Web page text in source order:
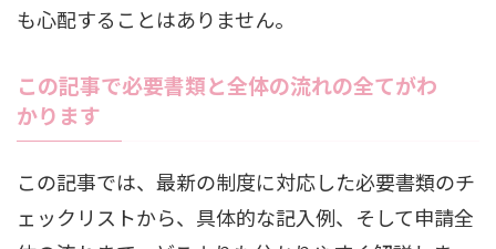
も心配することはありません。
この記事で必要書類と全体の流れの全てがわ
かります
この記事では、最新の制度に対応した必要書類のチ
ェックリストから、具体的な記入例、そして申請全